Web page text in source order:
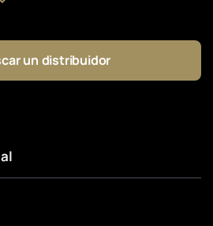
un distribuidor